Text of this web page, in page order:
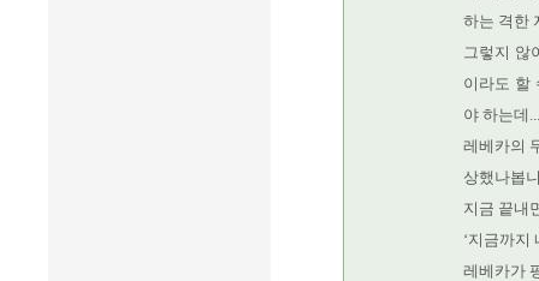
하는 격한
그렇지 않
이라도 할
야 하는데...
레베카의
상했나봅
지금 끝내
‘지금까지
레베카가